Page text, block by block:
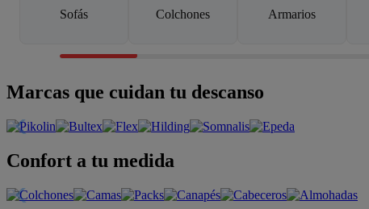
Sofás Colchones Armarios
Marcas que cuidan tu descanso
Confort a tu medida